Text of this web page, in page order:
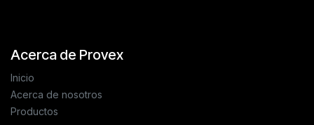
Acerca de Provex
Inicio
Acerca de nosotros
Productos